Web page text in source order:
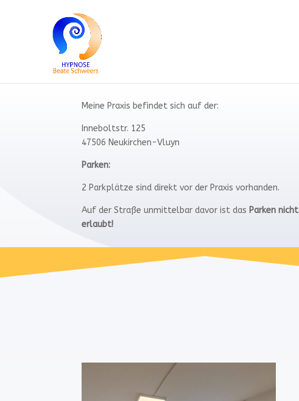
Meine Praxis befindet sich auf der:
Inneboltstr. 125
47506 Neukirchen-Vluyn
Parken:
2 Parkplätze sind direkt vor der Praxis vorhanden.
Auf der Straße unmittelbar davor ist das Parken nicht
erlaubt!